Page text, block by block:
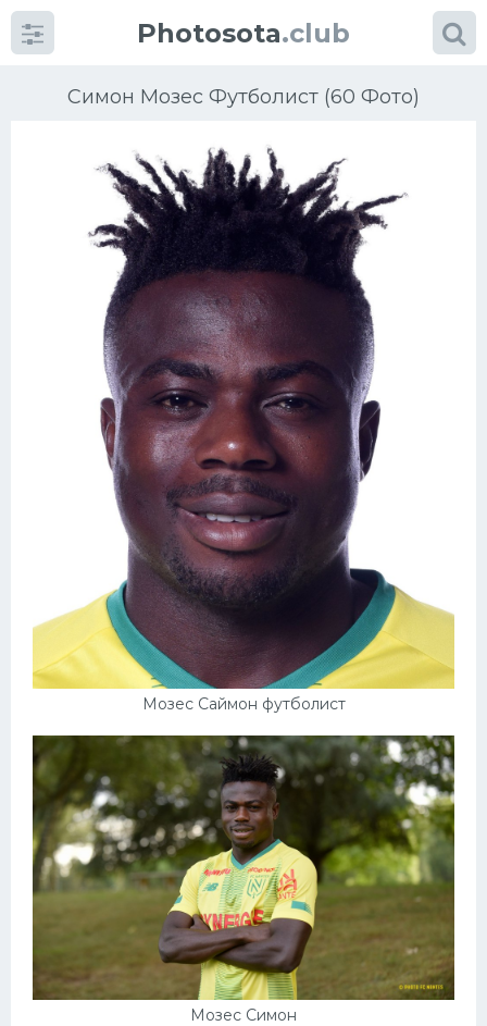
Photosota.club
Симон Мозес Футболист (60 Фото)
Мозес Саймон футболист
Мозес Симон
КатегорииФото
Еще картинки...
Баскетбол
Велогонки
Конькобежный спорт
Интерьер квартиры